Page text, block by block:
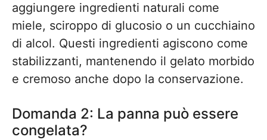
aggiungere ingredienti naturali come
miele, sciroppo di glucosio o un cucchiaino
di alcol. Questi ingredienti agiscono come
stabilizzanti, mantenendo il gelato morbido
e cremoso anche dopo la conservazione.
Domanda 2: La panna può essere
congelata?